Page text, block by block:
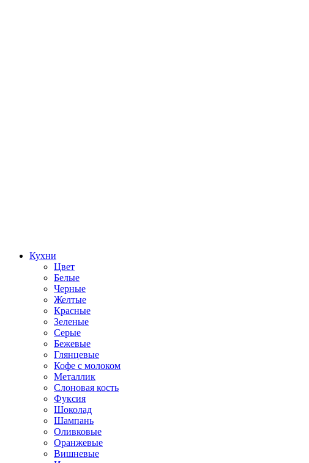
Кухни
Цвет
Белые
Черные
Желтые
Красные
Зеленые
Серые
Бежевые
Глянцевые
Кофе с молоком
Металлик
Слоновая кость
Фуксия
Шоколад
Шампань
Оливковые
Оранжевые
Вишневые